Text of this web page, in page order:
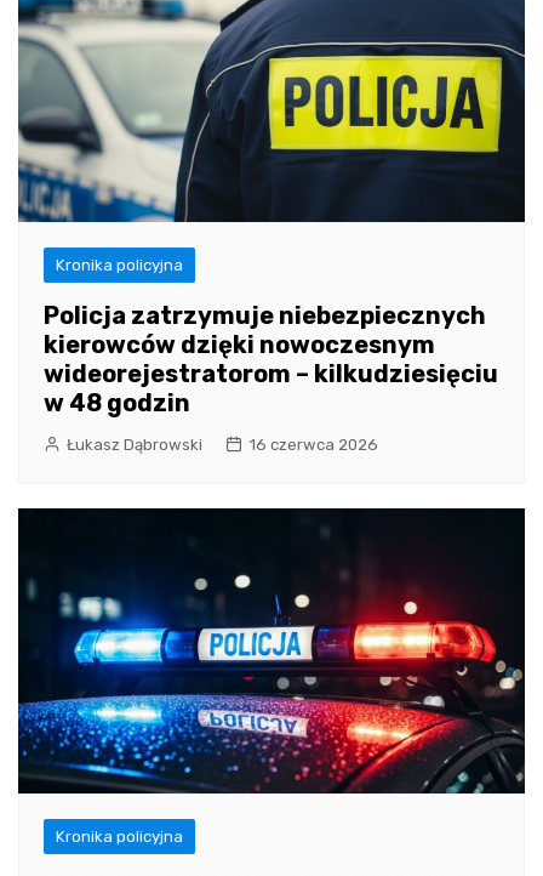
Kronika policyjna
Policja zatrzymuje niebezpiecznych
kierowców dzięki nowoczesnym
wideorejestratorom – kilkudziesięciu
w 48 godzin
Łukasz Dąbrowski 16 czerwca 2026
Kronika policyjna